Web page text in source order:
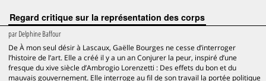
Regard critique sur la représentation des corps
parDelphine Baffour
De À mon seul désir à Lascaux, Gaëlle Bourges ne cesse d’interroger
l’histoire de l’art. Elle a créé il y a un an Conjurer la peur, inspiré d’une
fresque du xive siècle d’Ambrogio Lorenzetti : Des effets du bon et du
mauvais gouvernement. Elle interroge au fil de son travail la portée politique